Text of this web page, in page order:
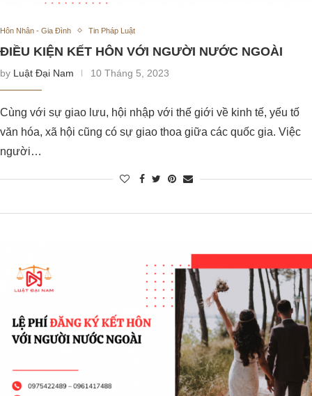
Hôn Nhân - Gia Đình Tin Pháp Luật
ĐIỀU KIỆN KẾT HÔN VỚI NGƯỜI NƯỚC NGOÀI
by Luật Đại Nam 10 Tháng 5, 2023
Cùng với sự giao lưu, hội nhập với thế giới về kinh tế, yếu tố
văn hóa, xã hội cũng có sự giao thoa giữa các quốc gia. Việc
người…